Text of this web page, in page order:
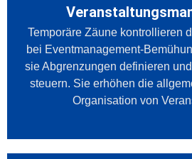
Temporäre Zäune kontrollieren
bei Eventmanagement-
sie Abgrenzungen definieren
steuern. Sie erhöhen die
Organisation von